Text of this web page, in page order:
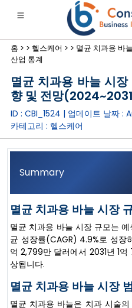
·금융·보험• 소비재
홈 > > 헬스케어 > > 멸균 치과용 바
산업 통계
멸균 치과용 바늘 시
향 및 전망
ID : CBI_1524 | 업데이트 날짜 :
카테고리 : 헬스케어
Summary
멸균 치과용 바늘 시장
멸균 치과용 바늘 시장 규모는
균 성장률(CAGR) 4.9%로 성장
억 2,799만 달러에서 2031년 1
상됩니다.
멸균 치과용 바늘 시장
멸균 치과용 바늘은 치과 시술